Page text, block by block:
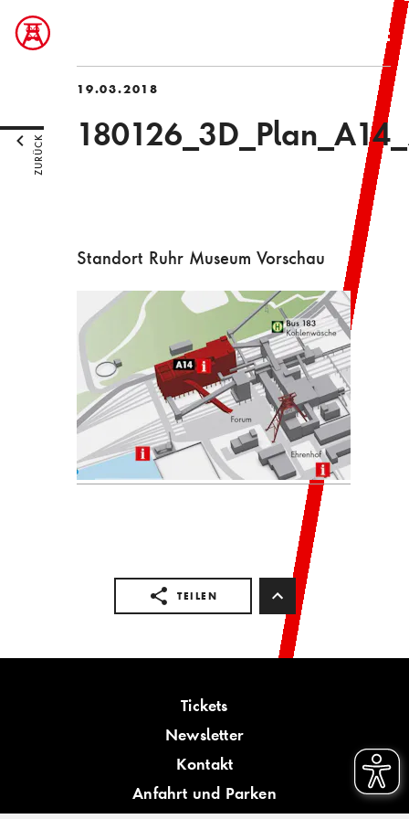
19.03.2018
Standort Ruhr Museum Vorschau
TEILEN
ZURÜCK
Tickets
Newsletter
Kontakt
Anfahrt und Parken